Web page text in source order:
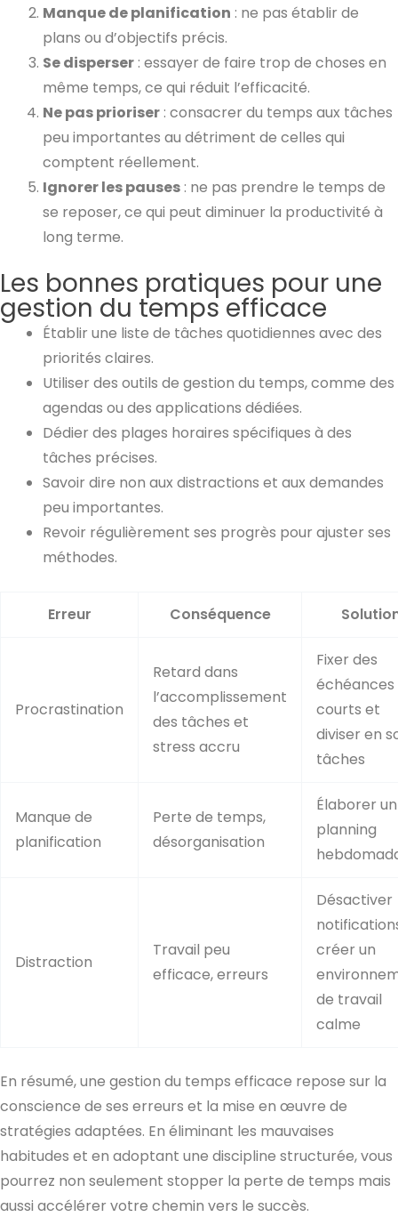
Manque de planification : ne pas établir de
plans ou d’objectifs précis.
Se disperser : essayer de faire trop de choses en
même temps, ce qui réduit l’efficacité.
Ne pas prioriser : consacrer du temps aux tâches
peu importantes au détriment de celles qui
comptent réellement.
Ignorer les pauses : ne pas prendre le temps de
se reposer, ce qui peut diminuer la productivité à
long terme.
Les bonnes pratiques pour une
gestion du temps efficace
Établir une liste de tâches quotidiennes avec des
priorités claires.
Utiliser des outils de gestion du temps, comme des
agendas ou des applications dédiées.
Dédier des plages horaires spécifiques à des
tâches précises.
Savoir dire non aux distractions et aux demandes
peu importantes.
Revoir régulièrement ses progrès pour ajuster ses
méthodes.
Erreur Conséquence
Procrastination
Retard dans
l’accomplissement
des tâches et
stress accru
Fixer des
échéances
courts et
diviser en
tâches
Manque de
planification
Perte de temps,
désorganisation
Élaborer un
planning
Distraction
Travail peu
efficace, erreurs
Désactiver
créer un
de travail
calme
En résumé, une gestion du temps efficace repose sur la
conscience de ses erreurs et la mise en œuvre de
stratégies adaptées. En éliminant les mauvaises
habitudes et en adoptant une discipline structurée, vous
pourrez non seulement stopper la perte de temps mais
aussi accélérer votre chemin vers le succès.